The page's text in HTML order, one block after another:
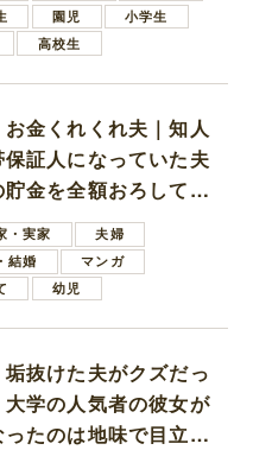
園児
小学生
高校生
お金くれくれ夫｜知人
証人になっていた夫
金を全額おろしてほ
ってきた
・実家
夫婦
結婚
マンガ
幼児
垢抜けた夫がクズだっ
大学の人気者の彼女が
たのは地味で目立た